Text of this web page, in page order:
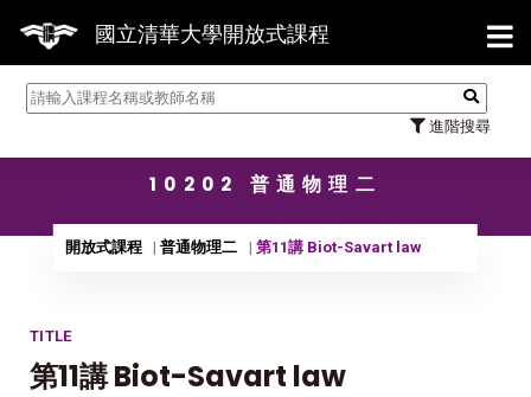
國立清華大學開放式課程
進階搜尋
【
10202 普通物理二
開放式課程 普通物理二 第11講 Biot-Savart law
TITLE
第11講 Biot-Savart law